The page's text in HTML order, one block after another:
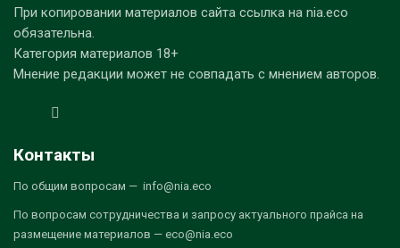
При копировании материалов сайта ссылка на nia.eco
обязательна.
Категория материалов 18+
Мнение редакции может не совпадать с мнением авторов.
Контакты
По общим вопросам — info@nia.eco
По вопросам сотрудничества и запросу актуального прайса на
размещение материалов — eco@nia.eco